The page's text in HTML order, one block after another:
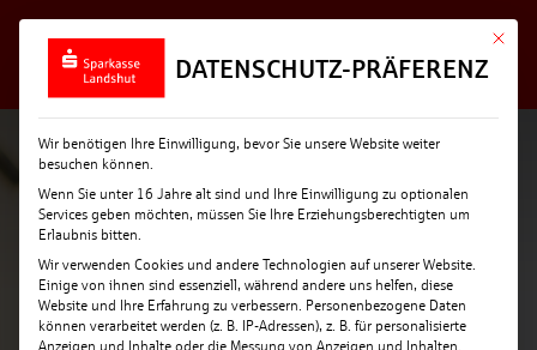
Mit
DATENSCHUTZ-PRÄFERENZ
Wir benötigen Ihre Einwilligung, bevor Sie unsere Website weiter
besuchen können.
Wenn Sie unter 16 Jahre alt sind und Ihre Einwilligung zu optionalen
Services geben möchten, müssen Sie Ihre Erziehungsberechtigten um
Erlaubnis bitten.
Wir verwenden Cookies und andere Technologien auf unserer Website.
Einige von ihnen sind essenziell, während andere uns helfen, diese
Website und Ihre Erfahrung zu verbessern. Personenbezogene Daten
können verarbeitet werden (z. B. IP-Adressen), z. B. für personalisierte
Anzeigen und Inhalte oder die Messung von Anzeigen und Inhalten.